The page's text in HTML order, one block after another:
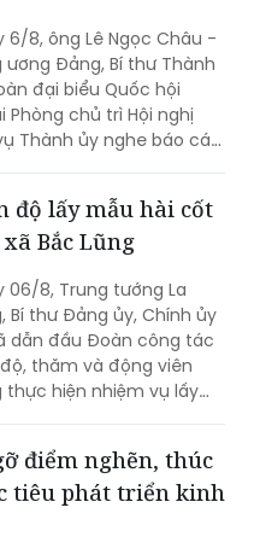
6/8, ông Lê Ngọc Châu -
ương Đảng, Bí thư Thành
đại biểu Quốc hội
trì Hội nghị
Thành ủy nghe báo cáo,
Phòng đến năm 2050,
năm 2075.
độ lấy mẫu hài cốt
Bắc Lũng
06/8, Trung tướng La
Bí thư Đảng ủy, Chính ủy
dẫn đầu Đoàn công tác
thăm và động viên
hiện nhiệm vụ lấy
điểm nghẽn, thúc
tiêu phát triển kinh